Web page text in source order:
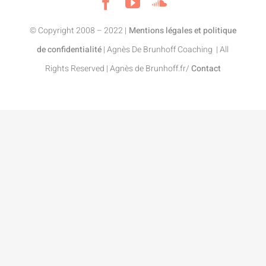
© Copyright 2008 – 2022 | Mentions légales et politique
de confidentialité| Agnès De BrunhoffCoaching | All
Rights Reserved | Agnès de Brunhoff.fr/Contact